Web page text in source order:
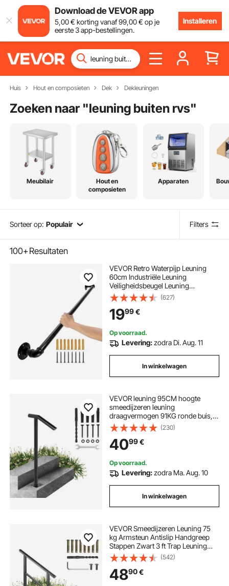
Download de VEVOR app
5,00€ korting vanaf99,00€ op je
eerste 3 app-bestellingen.
Installeren
Huis Hout en composieten Dek Dekleuningen
Zoeken naar "leuning buiten rvs"
Meubilair
Hout en
composieten
Apparaten
Sorteer op: Populair Filters
100+Resultaten
VEVOR Retro Waterpijp Leuning
60cm Industriële Leuning
Veiligheidsbeugel Leuning
Koolstofstaal + Matte Afwerking
Leuning Retro Industrieel 200kg
Draagvermogen Ideaal voor
Leuningen Binnen/Buiten
(627)
1999€
Op voorraad.
Levering:zodra Di. Aug. 11
In winkelwagen
VEVOR leuning 95CM hoogte
smeedijzeren leuning
draagvermogen 91KG ronde buis,
entreeleuning elegante zwarte
tweetraps trapleuning
roestvrijstalen leuning voor
buitentrappen
(230)
4099€
Op voorraad.
Levering:zodra Ma. Aug. 10
In winkelwagen
VEVOR Smeedijzeren Leuning 75
kg Armsteun Antislip Handgreep
Stappen Zwart 3 ft Trap Leuning
Windtrap Leuning Smeedijzeren
Leuning Het is zeer geschikt voor
gebruik in woongebouwen/tuinen
en hotels
(542)
4890€